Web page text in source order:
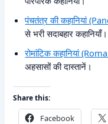
पंचतंत्र की कहानियां
से भरी सदाबहार कहानियाँ।
रोमांटिक कहानियां
अहसासों की दास्तानें।
Share this:
Facebook